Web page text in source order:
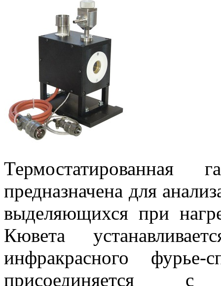
предназначена для
выделяющихся при
Кювета
инфракрасного
присоединяется